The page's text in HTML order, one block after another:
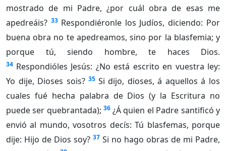
mostrado de mi Padre, ¿por cuál obra de esas me
apedreáis? 33 Respondiéronle los Judíos, diciendo: Por
buena obra no te apedreamos, sino por la blasfemia; y
porque tú, siendo hombre, te haces Dios.
34 Respondióles Jesús: ¿No está escrito en vuestra ley:
Yo dije, Dioses sois? 35 Si dijo, dioses, á aquellos á los
cuales fué hecha palabra de Dios (y la Escritura no
puede ser quebrantada); 36 ¿Á quien el Padre santificó y
envió al mundo, vosotros decís: Tú blasfemas, porque
dije: Hijo de Dios soy? 37 Si no hago obras de mi Padre,